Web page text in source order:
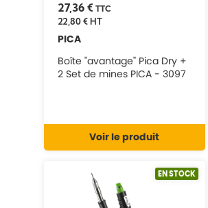
27,36 € TTC
22,80 €HT
PICA
Boîte "avantage" Pica Dry +
2 Set de mines PICA - 3097
Voir le produit
EN STOCK